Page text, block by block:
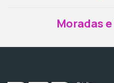
Moradas